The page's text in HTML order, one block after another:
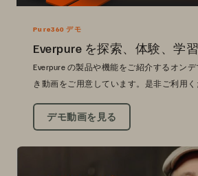
Pure360 デモ
Everpure を探索、体験、学
Everpure の製品や機能をご紹介するオン
き動画をご用意しています。是非ご利用く
デモ動画を見る